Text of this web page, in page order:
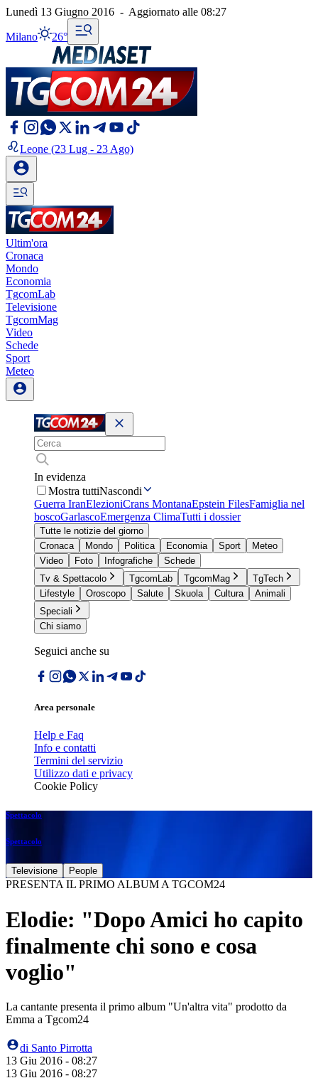
Lunedì 13 Giugno 2016 - Aggiornato alle 08:27
Milano 26°
Leone (23 Lug - 23 Ago)
Ultim'ora
Cronaca
Mondo
Economia
TgcomLab
Televisione
TgcomMag
Video
Schede
Sport
Meteo
In evidenza
Mostra tuttiNascondi
Guerra IranElezioniCrans MontanaEpstein FilesFamiglia nel
boscoGarlascoEmergenza ClimaTutti i dossier
Tutte le notizie del giorno
Cronaca
Mondo Politica Economia Sport
Meteo
Video
Foto Infografiche
Schede
Tv & Spettacolo
TgcomLab TgcomMag
TgTech
Lifestyle
Oroscopo Salute Skuola Cultura
Animali
Speciali
Chi siamo
Seguici anche su
Area personale
Help e Faq
Info e contatti
Termini del servizio
Utilizzo dati e privacy
Cookie Policy
Spettacolo
Spettacolo
Televisione People
PRESENTA IL PRIMO ALBUM A TGCOM24
Elodie: "Dopo Amici ho capito
finalmente chi sono e cosa
voglio"
La cantante presenta il primo album "Un'altra vita" prodotto da
Emma a Tgcom24
di Santo Pirrotta
13 Giu 2016 - 08:27
13 Giu 2016 - 08:27